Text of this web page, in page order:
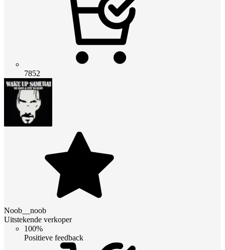
7852
Noob__noob
Uitstekende verkoper
100%
Positieve feedback